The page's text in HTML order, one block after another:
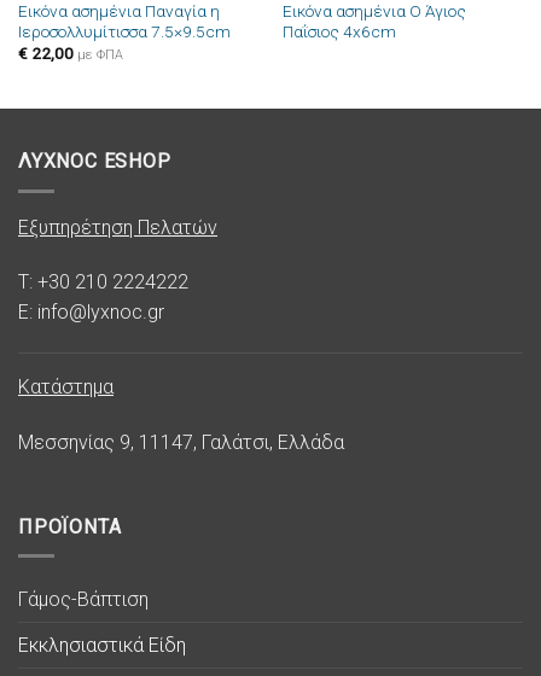
Πρόσθήκη
στην λίστα
Εικόνα ασημένια Παναγία η
Ιεροσολλυμίτισσα 7.5×9.5cm
€22,00 με ΦΠΑ
Πρόσθήκη
Εικόνα ασημένια Ο Άγιος
Παΐσιος 4x6cm
ΛΥΧΝΟC ESHOP
Εξυπηρέτηση Πελατών
T: +30 210 2224222
E: info@lyxnoc.gr
Κατάστημα
Μεσσηνίας 9, 11147, Γαλάτσι, Ελλάδα
ΠΡΟΪΟΝΤΑ
Γάμος-Βάπτιση
Εκκλησιαστικά Είδη